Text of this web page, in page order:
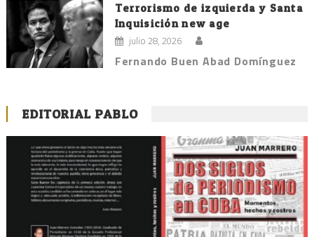
Terrorismo de izquierda y Santa
Inquisición new age
julio 28, 2026
Fernando Buen Abad Domínguez
EDITORIAL PABLO